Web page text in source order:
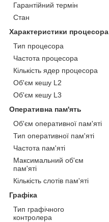
Гарантійний термін
Стан
Характеристики процесора
Тип процесора
Частота процесора
Кількість ядер процесора
Об'єм кешу L2
Об'єм кешу L3
Оперативна пам'ять
Об'єм оперативної пам'яті
Тип оперативної пам'яті
Частота пам'яті
Максимальний об'єм
пам'яті
Кількість слотів пам'яті
Графіка
Тип графічного
контролера